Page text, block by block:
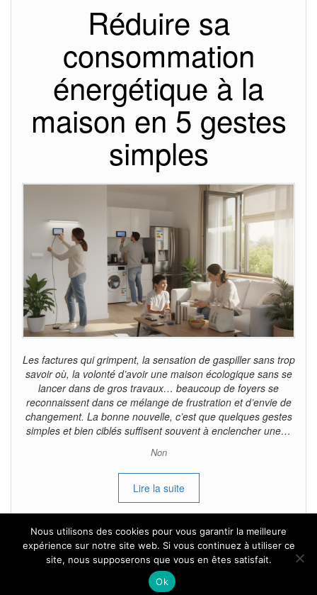
Réduire sa
consommation
énergétique à la
maison en 5 gestes
simples
Les factures qui grimpent, la sensation de gaspiller sans trop
savoir où, la volonté d’avoir une maison écologique sans se
lancer dans de gros travaux… beaucoup de foyers se
reconnaissent dans ce mélange de frustration et d’envie de
changement. La bonne nouvelle, c’est que quelques gestes
simples et bien ciblés suffisent souvent à enclencher une…
Non
Lire la suite
Tous droits reservés.
Nous utilisons des cookies pour vous garantir la meilleure
expérience sur notre site web. Si vous continuez à utiliser ce
site, nous supposerons que vous en êtes satisfait.
Ok